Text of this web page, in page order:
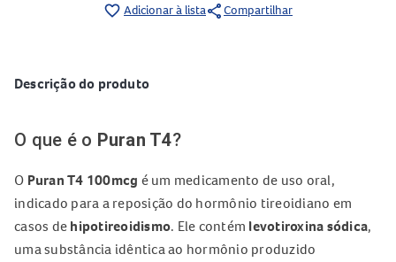
favorite_border Adicionar à listashareCompartilhar
Descrição do produto
O que é o Puran T4?
O Puran T4 100mcg é um medicamento de uso oral,
indicado para a reposição do hormônio tireoidiano em
casos de hipotireoidismo. Ele contém levotiroxina sódica,
uma substância idêntica ao hormônio produzido